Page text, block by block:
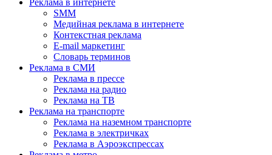
Реклама в интернете
SMM
Медийная реклама в интернете
Контекстная реклама
E-mail маркетинг
Словарь терминов
Реклама в СМИ
Реклама в прессе
Реклама на радио
Реклама на ТВ
Реклама на транспорте
Реклама на наземном транспорте
Реклама в электричках
Реклама в Аэроэкспрессах